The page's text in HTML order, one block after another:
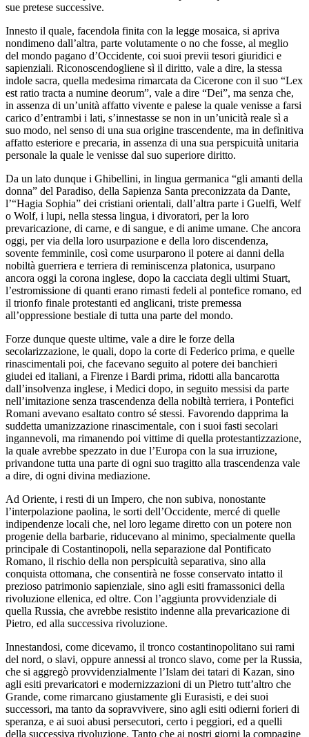
sue pretese successive.
Innesto il quale, facendola finita con la legge mosaica, si apriva
nondimeno dall’altra, parte volutamente o no che fosse, al meglio
del mondo pagano d’Occidente, coi suoi previi tesori giuridici e
sapienziali. Riconoscendogliene sì il diritto, vale a dire, la stessa
indole sacra, quella medesima rimarcata da Cicerone con il suo “Lex
est ratio tracta a numine deorum”, vale a dire “Dei”, ma senza che,
in assenza di un’unità affatto vivente e palese la quale venisse a farsi
carico d’entrambi i lati, s’innestasse se non in un’unicità reale sì a
suo modo, nel senso di una sua origine trascendente, ma in definitiva
affatto esteriore e precaria, in assenza di una sua perspicuità unitaria
personale la quale le venisse dal suo superiore diritto.
Da un lato dunque i Ghibellini, in lingua germanica “gli amanti della
donna” del Paradiso, della Sapienza Santa preconizzata da Dante,
l’“Hagia Sophia” dei cristiani orientali, dall’altra parte i Guelfi, Welf
o Wolf, i lupi, nella stessa lingua, i divoratori, per la loro
prevaricazione, di carne, e di sangue, e di anime umane. Che ancora
oggi, per via della loro usurpazione e della loro discendenza,
sovente femminile, così come usurparono il potere ai danni della
nobiltà guerriera e terriera di reminiscenza platonica, usurpano
ancora oggi la corona inglese, dopo la cacciata degli ultimi Stuart,
l’estromissione di quanti erano rimasti fedeli al pontefice romano, ed
il trionfo finale protestanti ed anglicani, triste premessa
all’oppressione bestiale di tutta una parte del mondo.
Forze dunque queste ultime, vale a dire le forze della
secolarizzazione, le quali, dopo la corte di Federico prima, e quelle
rinascimentali poi, che facevano seguito al potere dei banchieri
giudei ed italiani, a Firenze i Bardi prima, ridotti alla bancarotta
dall’insolvenza inglese, i Medici dopo, in seguito messisi da parte
nell’imitazione senza trascendenza della nobiltà terriera, i Pontefici
Romani avevano esaltato contro sé stessi. Favorendo dapprima la
suddetta umanizzazione rinascimentale, con i suoi fasti secolari
ingannevoli, ma rimanendo poi vittime di quella protestantizzazione,
la quale avrebbe spezzato in due l’Europa con la sua irruzione,
privandone tutta una parte di ogni suo tragitto alla trascendenza vale
a dire, di ogni divina mediazione.
Ad Oriente, i resti di un Impero, che non subiva, nonostante
l’interpolazione paolina, le sorti dell’Occidente, mercé di quelle
indipendenze locali che, nel loro legame diretto con un potere non
progenie della barbarie, riducevano al minimo, specialmente quella
principale di Costantinopoli, nella separazione dal Pontificato
Romano, il rischio della non perspicuità separativa, sino alla
conquista ottomana, che consentirà ne fosse conservato intatto il
prezioso patrimonio sapienziale, sino agli esiti framassonici della
rivoluzione ellenica, ed oltre. Con l’aggiunta provvidenziale di
quella Russia, che avrebbe resistito indenne alla prevaricazione di
Pietro, ed alla successiva rivoluzione.
Innestandosi, come dicevamo, il tronco costantinopolitano sui rami
del nord, o slavi, oppure annessi al tronco slavo, come per la Russia,
che si aggregò provvidenzialmente l’Islam dei tatari di Kazan, sino
agli esiti prevaricatori e modernizzazioni di un Pietro tutt’altro che
Grande, come rimarcano giustamente gli Eurasisti, e dei suoi
successori, ma tanto da sopravvivere, sino agli esiti odierni forieri di
speranza, e ai suoi abusi persecutori, certo i peggiori, ed a quelli
della successiva rivoluzione. Tanto che ai nostri giorni la compagine